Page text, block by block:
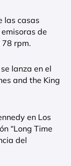
las casas
de
78 rpm.
lanza en el
and the King
en Los
“Long Time
del